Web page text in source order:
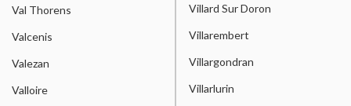
Val Thorens
Valcenis
Valezan
Valloire
Villard Sur Doron
Villarembert
Villargondran
Villarlurin